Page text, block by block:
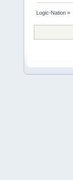
Logic-Nation »